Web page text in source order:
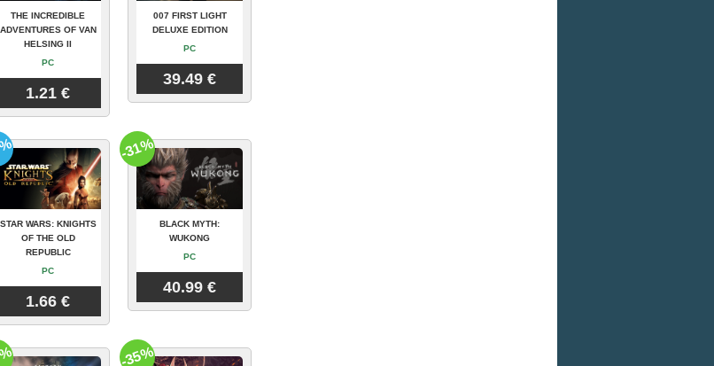
THE INCREDIBLE
ADVENTURES OF VAN
HELSING II
PC
1.21 €
007 FIRST LIGHT
DELUXE EDITION
PC
39.49 €
STAR WARS: KNIGHTS
OF THE OLD
REPUBLIC
PC
1.66 €
BLACK MYTH:
WUKONG
PC
40.99 €
-31%
-35%